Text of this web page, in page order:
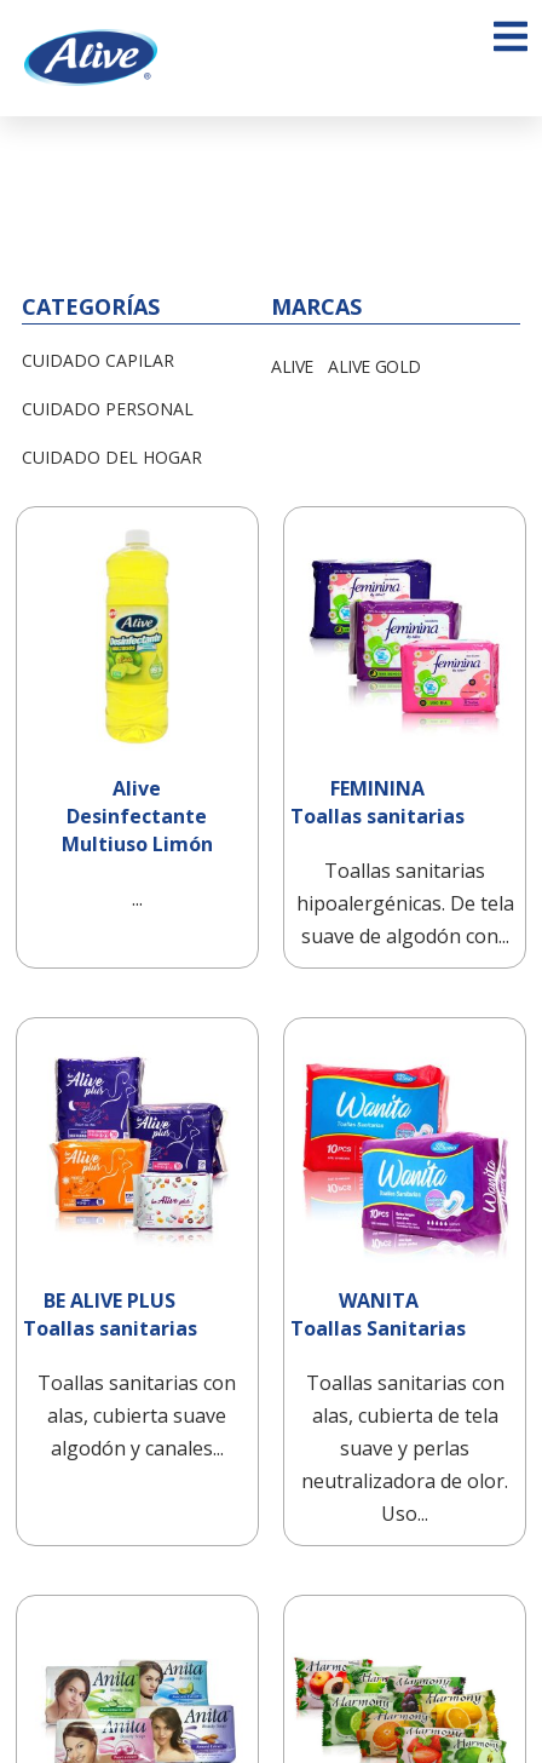
CATEGORÍAS
CUIDADO CAPILAR
CUIDADO PERSONAL
CUIDADO DEL HOGAR
MARCAS
ALIVE ALIVE GOLD
Alive
Desinfectante
Multiuso Limón
...
FEMININA
Toallas sanitarias
Toallas sanitarias
hipoalergénicas. De tela
suave de algodón con...
BE ALIVE PLUS
Toallas sanitarias
Toallas sanitarias con
alas, cubierta suave
algodón y canales...
WANITA
Toallas Sanitarias
Toallas sanitarias con
alas, cubierta de tela
suave y perlas
neutralizadora de olor.
Uso...